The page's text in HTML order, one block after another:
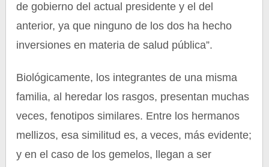
de gobierno del actual presidente y el del
anterior, ya que ninguno de los dos ha hecho
inversiones en materia de salud pública”.
Biológicamente, los integrantes de una misma
familia, al heredar los rasgos, presentan muchas
veces, fenotipos similares. Entre los hermanos
mellizos, esa similitud es, a veces, más evidente;
y en el caso de los gemelos, llegan a ser